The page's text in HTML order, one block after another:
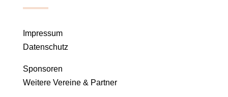
Impressum
Datenschutz
Sponsoren
Weitere Vereine & Partner